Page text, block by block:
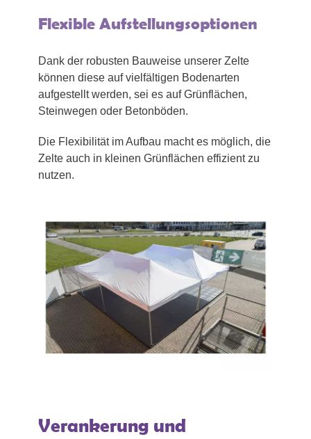
Flexible Aufstellungsoptionen
Dank der robusten Bauweise unserer Zelte
können diese auf vielfältigen Bodenarten
aufgestellt werden, sei es auf Grünflächen,
Steinwegen oder Betonböden.
Die Flexibilität im Aufbau macht es möglich, die
Zelte auch in kleinen Grünflächen effizient zu
nutzen.
Verankerung und